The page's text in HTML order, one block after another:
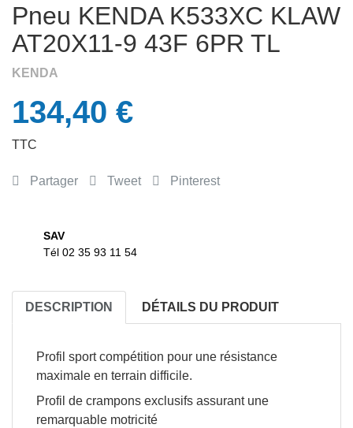
Pneu KENDA K533XC KLAW
AT20X11-9 43F 6PR TL
KENDA
134,40 €
TTC
Partager Tweet Pinterest
SAV
Tél 02 35 93 11 54
DESCRIPTION DÉTAILS DU PRODUIT
Profil sport compétition pour une résistance
maximale en terrain difficile.
Profil de crampons exclusifs assurant une
remarquable motricité